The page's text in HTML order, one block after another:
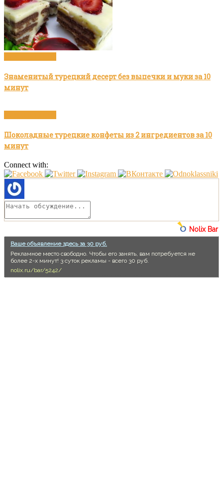
Знаменитый турецкий десерт без выпечки и муки за 10
минут
Шоколадные турецкие конфеты из 2 ингредиентов за 10
минут
Connect with:
Nolix Bar
Ваше объявление здесь за 30 руб.
Рекламное место свободно. Чтобы его занять, вам потребуется не
более 2-х минут! 3 суток рекламы - всего 30 руб.
nolix.ru/bar/5242/